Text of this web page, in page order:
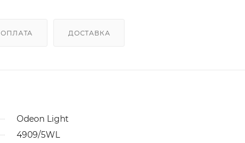
ОПЛАТА ДОСТАВКА
Odeon Light
4909/5WL